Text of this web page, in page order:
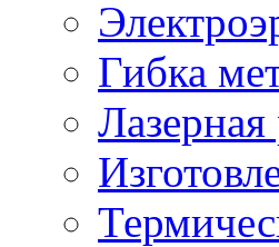
Гибка
Лазерная